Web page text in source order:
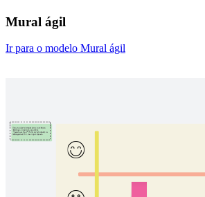
Mural ágil
Ir para o modelo Mural ágil